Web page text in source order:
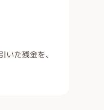
た残金を、